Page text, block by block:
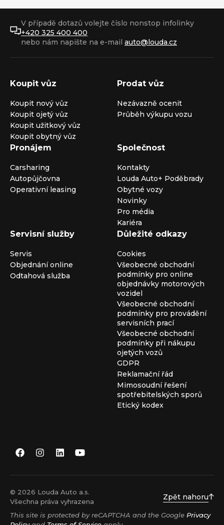
V případě dotazů volejte číslo nonstop infolinky
+420 325 400 400
nebo nám napište na e-mail auto@louda.cz
Koupit vůz
Koupit nový vůz
Koupit ojetý vůz
Koupit užitkový vůz
Koupit obytný vůz
Prodat vůz
Nezávazně ocenit
Průběh výkupu vozu
Pronájem
Carsharing
Autopůjčovna
Operativní leasing
Společnost
Kontakty
Louda Auto+ Poděbrady
Obytné vozy
Novinky
Pro média
Kariéra
Servisní služby
Servis
Objednání online
Odtahová služba
Důležité odkazy
Cookies
Všeobecné obchodní
podmínky pro online
objednávky motorových
vozidel
Všeobecné obchodní
podmínky pro provádění
servisních prací
Všeobecné obchodní
podmínky při nákupu
ojetých vozů
GDPR
Reklamační řád
Mimosoudní řešení
spotřebitelských sporů
Etický kodex
© 2026 Louda Auto a.s.
Všechna práva vyhrazena
Zpět nahoru
This site is protected by reCAPTCHA and the Google Privacy